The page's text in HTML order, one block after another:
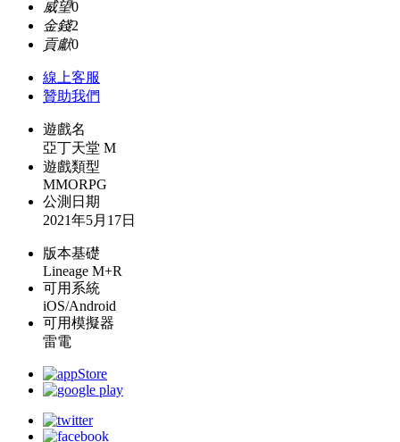
威望0
金錢2
貢獻0
線上客服
贊助我們
遊戲名
亞丁天堂 M
遊戲類型
MMORPG
公測日期
2021年5月17日
版本基礎
Lineage M+R
可用系統
iOS/Android
可用模擬器
雷電